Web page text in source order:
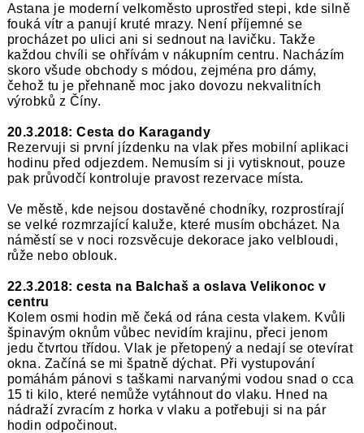
Astana je moderní velkoměsto uprostřed stepi, kde silně
fouká vítr a panují kruté mrazy. Není příjemné se
procházet po ulici ani si sednout na lavičku. Takže
každou chvíli se ohřívám v nákupním centru. Nacházím
skoro všude obchody s módou, zejména pro dámy,
čehož tu je přehnaně moc jako dovozu nekvalitních
výrobků z Číny.
20.3.2018: Cesta do Karagandy
Rezervuji si první jízdenku na vlak přes mobilní aplikaci
hodinu před odjezdem. Nemusím si ji vytisknout, pouze
pak průvodčí kontroluje pravost rezervace místa.
Ve městě, kde nejsou dostavěné chodníky, rozprostírají
se velké rozmrzající kaluže, které musím obcházet. Na
náměstí se v noci rozsvěcuje dekorace jako velbloudi,
růže nebo oblouk.
22.3.2018: cesta na Balchaš a oslava Velikonoc v
centru
Kolem osmi hodin mě čeká od rána cesta vlakem. Kvůli
špinavým oknům vůbec nevidím krajinu, přeci jenom
jedu čtvrtou třídou. Vlak je přetopený a nedají se otevírat
okna. Začíná se mi špatně dýchat. Při vystupování
pomáhám pánovi s taškami narvanými vodou snad o cca
15 ti kilo, které nemůže vytáhnout do vlaku. Hned na
nádraží zvracím z horka v vlaku a potřebuji si na pár
hodin odpočinout.